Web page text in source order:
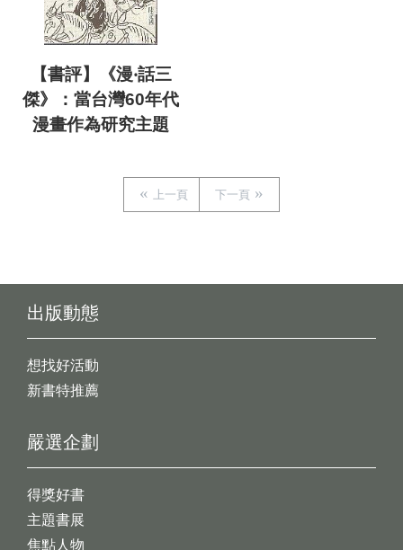
【書評】《漫‧話三
傑》：當台灣60年代
漫畫作為研究主題
上一頁 下一頁
出版動態
想找好活動
新書特推薦
嚴選企劃
得獎好書
主題書展
焦點人物